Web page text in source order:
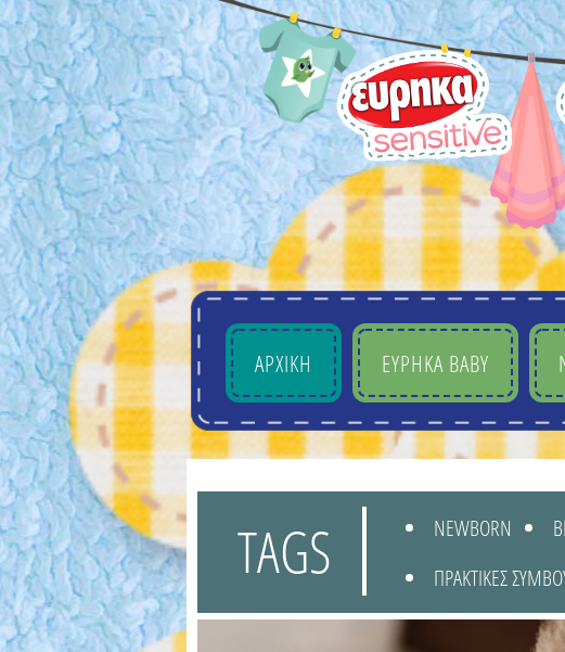
ΑΡΧΙΚΗ EYΡHKA BABY
TAGS NEWBORN
ΠΡΑΚΤΙΚΕΣ